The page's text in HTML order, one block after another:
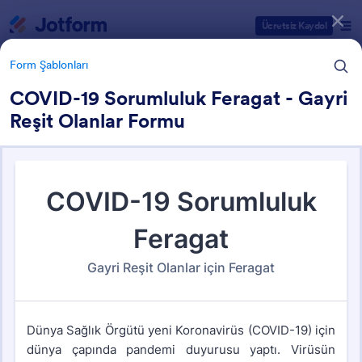
Ücretsiz Kaydol
Form Şablonları
COVID-19 Sorumluluk Feragat - Gayri
Reşit Olanlar Formu
Kilise Formları
Form Şablonu Kategorileri